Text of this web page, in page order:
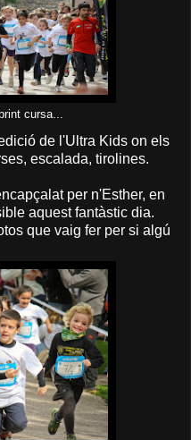
cursa...
de l'Ultra Kids on els
escalada, tirolines.
per n'Esther, en
aquest fantàstic dia.
que vaig fer per si algú